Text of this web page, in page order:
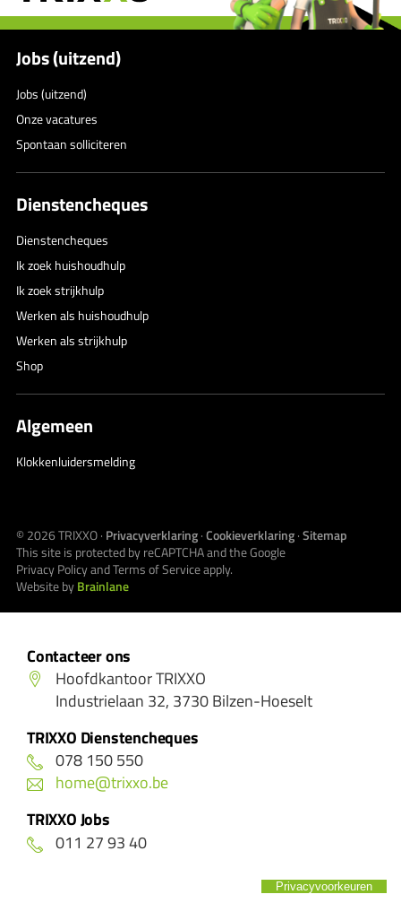
Contacteer ons
Hoofdkantoor TRIXXO
Industrielaan 32, 3730 Bilzen-Hoeselt
TRIXXO Dienstencheques
078 150 550
home@trixxo.be
TRIXXO Jobs
011 27 93 40
Jobs (uitzend)
Jobs (uitzend)
Onze vacatures
Spontaan solliciteren
Dienstencheques
Dienstencheques
Ik zoek huishoudhulp
Ik zoek strijkhulp
Werken als huishoudhulp
Werken als strijkhulp
Shop
Algemeen
Klokkenluidersmelding
© 2026TRIXXO· Privacyverklaring·Cookieverklaring·Sitemap
This site is protected by reCAPTCHA and the Google
Privacy PolicyandTerms of Serviceapply.
Website byBrainlane